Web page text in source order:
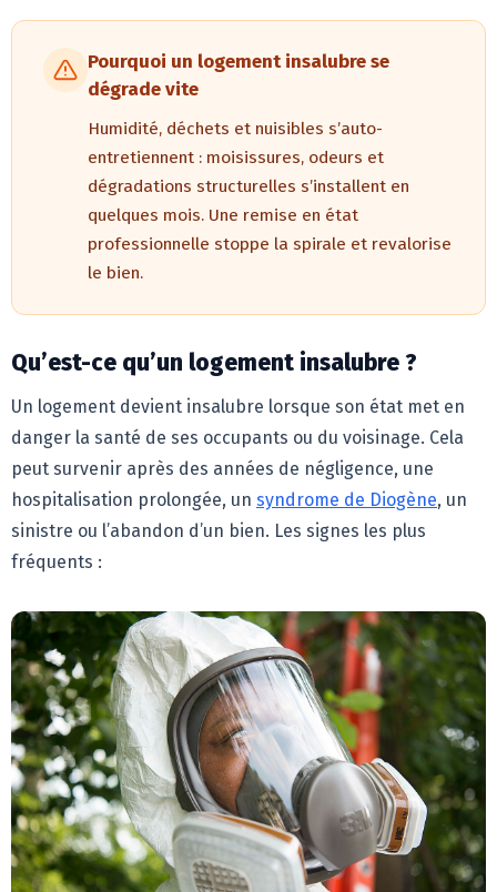
Pourquoi un logement insalubre se
dégrade vite
Humidité, déchets et nuisibles s’auto-
entretiennent : moisissures, odeurs et
dégradations structurelles s’installent en
quelques mois. Une remise en état
professionnelle stoppe la spirale et revalorise
le bien.
Qu’est-ce qu’un logement insalubre ?
Un logement devient insalubre lorsque son état met en
danger la santé de ses occupants ou du voisinage. Cela
peut survenir après des années de négligence, une
hospitalisation prolongée, un syndrome de Diogène, un
sinistre ou l’abandon d’un bien. Les signes les plus
fréquents :